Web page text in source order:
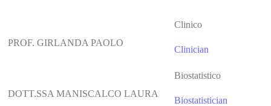
PROF. GIRLANDA PAOLO
Clinico
Clinician
DOTT.SSA MANISCALCO LAURA
Biostatistico
Biostatistician